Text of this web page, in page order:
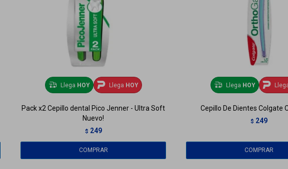
Llega HOY Llega HOY
Pack x2 Cepillo dental Pico Jenner - Ultra Soft
Nuevo!
$ 249
Llega HOY
Cepillo De Dientes Colgate
$ 249